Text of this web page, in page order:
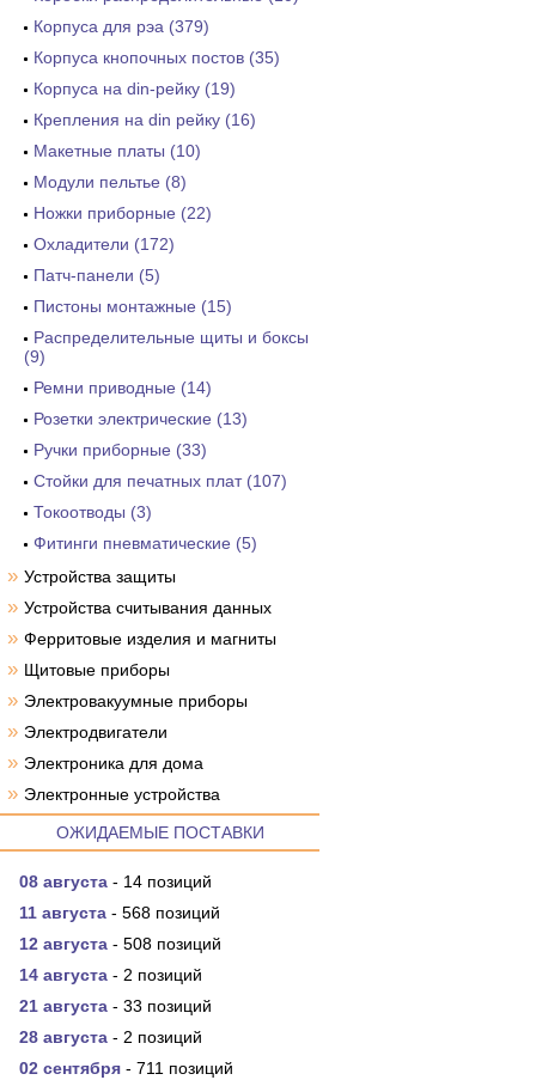
Корпуса для рэа (379)
Корпуса кнопочных постов (35)
Корпуса на din-рейку (19)
Крепления на din рейку (16)
Макетные платы (10)
Модули пельтье (8)
Ножки приборные (22)
Охладители (172)
Патч-панели (5)
Пистоны монтажные (15)
Распределительные щиты и боксы
(9)
Ремни приводные (14)
Розетки электрические (13)
Ручки приборные (33)
Стойки для печатных плат (107)
Токоотводы (3)
Фитинги пневматические (5)
» Устройства защиты
» Устройства считывания данных
» Ферритовые изделия и магниты
» Щитовые приборы
» Электровакуумные приборы
» Электродвигатели
» Электроника для дома
» Электронные устройства
ОЖИДАЕМЫЕ ПОСТАВКИ
08 августа - 14 позиций
11 августа - 568 позиций
12 августа - 508 позиций
14 августа - 2 позиций
21 августа - 33 позиций
28 августа - 2 позиций
02 сентября - 711 позиций